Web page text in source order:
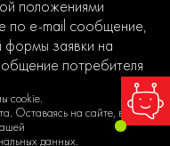
положениями
по e-mail сообщение,
заявки на
потребителя
cookie.
Оставаясь на сайте, вы
данных.